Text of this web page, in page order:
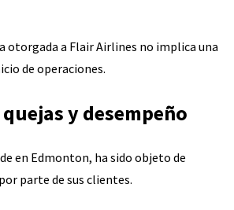
otorgada a Flair Airlines no implica una
de operaciones.
y desempeño
en Edmonton, ha sido objeto de
parte de sus clientes.